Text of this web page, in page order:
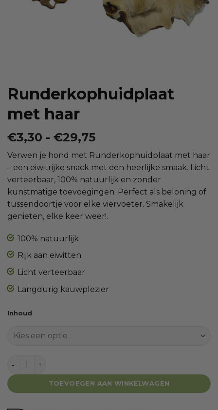
Runderkophuidplaat
met haar
€3,30 - €29,75Prijsklasse:
€3,30
tot
€29,75
Verwen je hond met Runderkophuidplaat met haar
– een eiwitrijke snack met een heerlijke smaak. Licht
verteerbaar, 100% natuurlijk en zonder
kunstmatige toevoegingen. Perfect als beloning of
tussendoortje voor elke viervoeter. Smakelijk
genieten, elke keer weer!.
100% natuurlijk
Rijk aan eiwitten
Licht verteerbaar
Langdurig kauwplezier
Inhoud
Runderkophuidplaat met haar aantal
TOEVOEGEN AAN WINKELWAGEN